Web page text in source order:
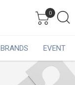
0
BRANDS EVENT